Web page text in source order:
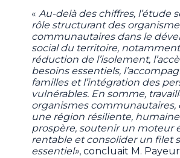
«Au-delà des chiffres, l’étude
rôle structurant des
communautaires dans le
social du territoire,
réduction de l’isolement,
besoins essentiels,
familles et l’intégration des
vulnérables. En somme,
organismes communautaires,
une région résiliente,
prospère, soutenir un moteur
rentable et consolider un filet
essentiel», concluait M.